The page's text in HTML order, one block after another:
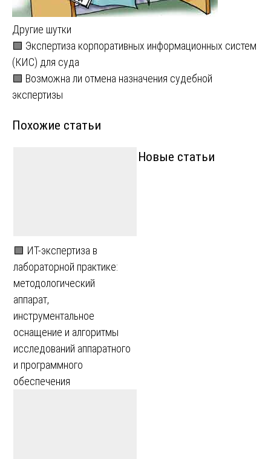
Другие шутки
Навигация
по
записям
🟩 Экспертиза корпоративных информационных систем
(КИС) для суда
🟩 Возможна ли отмена назначения судебной
экспертизы
Похожие статьи
🟩 ИТ-экспертиза в
лабораторной практике:
методологический
аппарат,
инструментальное
оснащение и алгоритмы
исследований аппаратного
и программного
обеспечения
Новые статьи